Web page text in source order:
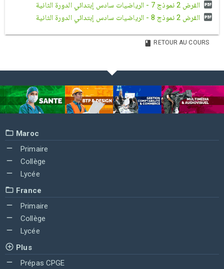
الفرض 2 نموذج 7 - الرياضيات سادس إبتدائي الدورة الثانية
الفرض 2 نموذج 8 - الرياضيات سادس إبتدائي الدورة الثانية
RETOUR AU COURS
Maroc
Primaire
Collège
Lycée
France
Primaire
Collège
Lycée
Plus
Prépas CPGE